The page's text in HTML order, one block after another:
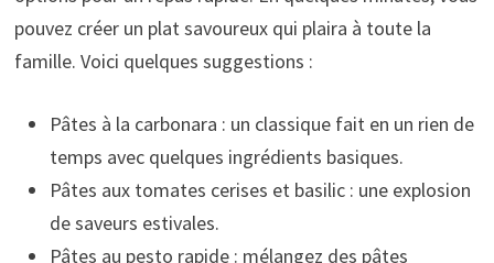
pouvez créer un plat savoureux qui plaira à toute la
famille. Voici quelques suggestions :
Pâtes à la carbonara : un classique fait en un rien de
temps avec quelques ingrédients basiques.
Pâtes aux tomates cerises et basilic : une explosion
de saveurs estivales.
Pâtes au pesto rapide : mélangez des pâtes